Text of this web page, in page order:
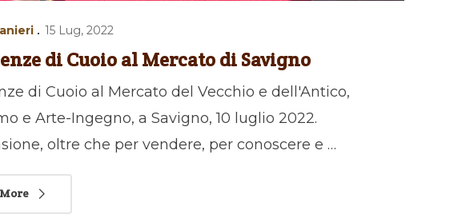
15 Lug, 2022
di Cuoio al Mercato di Savigno
di Cuoio al Mercato del Vecchio e dell'Antico,
e Arte-Ingegno, a Savigno, 10 luglio 2022.
oltre che per vendere, per conoscere e …